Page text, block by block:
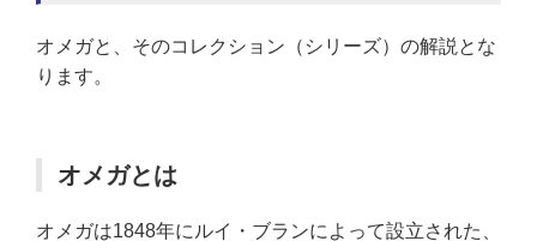
オメガと、そのコレクション（シリーズ）の解説とな
ります。
オメガとは
オメガは1848年にルイ・ブランによって設立された、